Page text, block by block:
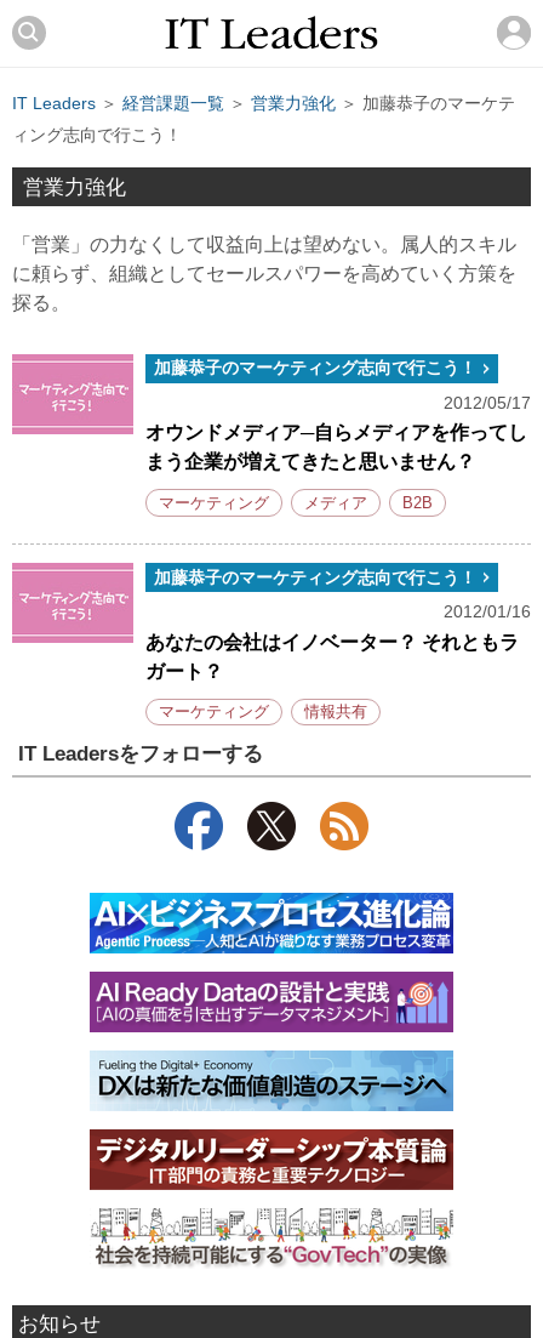
IT Leaders ＞ 経営課題一覧 ＞ 営業力強化 ＞ 加藤恭子のマーケテ
ィング志向で行こう！
営業力強化
「営業」の力なくして収益向上は望めない。属人的スキル
に頼らず、組織としてセールスパワーを高めていく方策を
探る。
加藤恭子のマーケティング志向で行こう！
2012/05/17
オウンドメディア─自らメディアを作ってし
まう企業が増えてきたと思いません？
マーケティング メディア B2B
加藤恭子のマーケティング志向で行こう！
2012/01/16
あなたの会社はイノベーター？ それともラ
ガート？
マーケティング 情報共有
IT Leadersをフォローする
お知らせ